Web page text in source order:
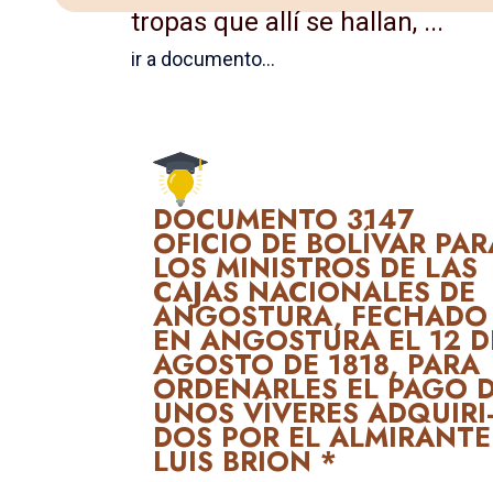
tropas que allí se hallan, ...
ir a documento...
DOCUMENTO 3147
OFICIO DE BOLÍVAR
LOS MINISTROS DE LAS
CAJAS NA­CIONALES DE
ANGOSTURA, FECHADO
EN ANGOSTURA EL 12
AGOS­TO DE 1818, PARA
ORDENARLES EL PAGO
UNOS VÍVERES
DOS POR EL ALMIRANTE
LUIS BRION *